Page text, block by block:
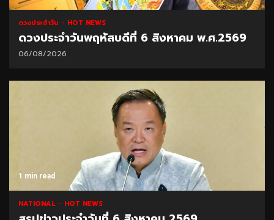
ดวงประจำวัน HOT NEWS
ดวงประจำวันพฤหัสบดีที่ 6 สิงหาคม พ.ศ.2569
06/08/2026
1 min read
NATIONAL HOT NEWS